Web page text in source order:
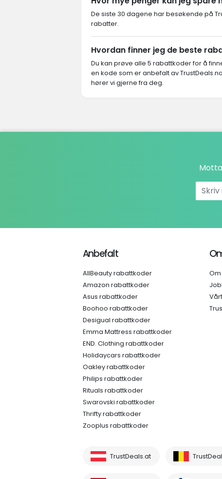
De siste 30 dagene har besøkende på
rabatter.
Hvordan finner jeg de beste
Du kan prøve alle 5 rabattkoder for å
en kode som er anbefalt av
hører vi gjerne fra deg.
Anbefalt
AllBeauty rabattkoder
Amazon rabattkoder
Asus rabattkoder
Boohoo rabattkoder
Desigual rabattkoder
Emma Mattress rabattkoder
END. Clothing rabattkoder
Holidaycars rabattkoder
Oakley rabattkoder
Philips rabattkoder
Rituals rabattkoder
Swarovski rabattkoder
Thrifty rabattkoder
Zooplus rabattkoder
Om
TrustDeals.at